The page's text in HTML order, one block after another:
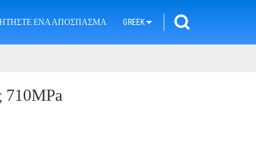
ΈΝΑ ΑΠΌΣΠΑΣΜΑ GREEK
710MPa